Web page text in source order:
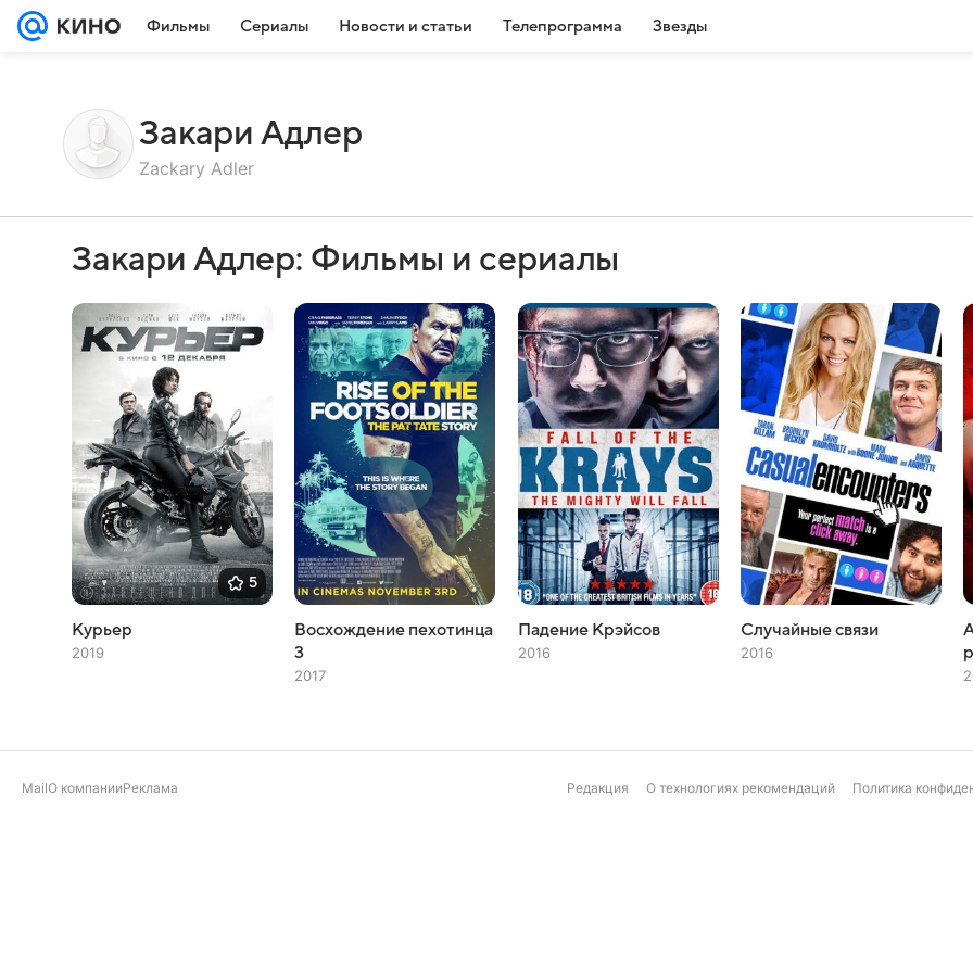
Фильмы Сериалы Новости и статьи Телепрограмма Звезды
Закари Адлер
Zackary Adler
Закари Адлер: Фильмы и сериалы
5
Курьер
2019
Восхождение пехотинца
3
2017
Падение Крэйсов
2016
Случайные связи
2016
MailО компанииРеклама Редакция О технологиях рекомендаций Политика